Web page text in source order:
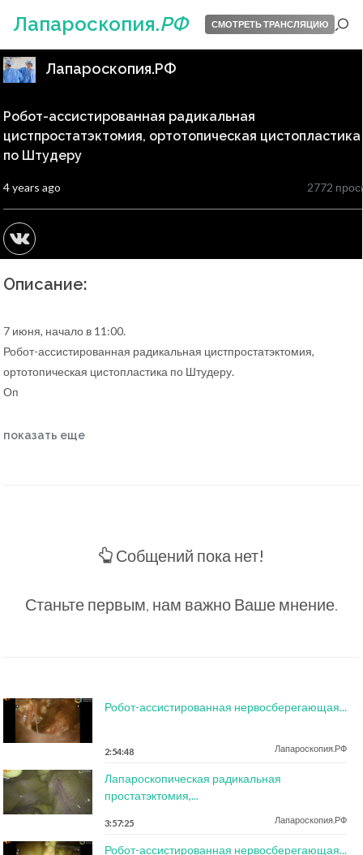
Лапароскопия.РФ СМОТРЕТЬ ТРАНСЛЯЦИЮ
Лапароскопия.РФ
Робот-ассистированная радикальная
цистпростатэктомия, ортотопическая цистопластика
по Штудеру
4 years ago 2772
Описание:
7 июня, начало в 11:00.
Робот-ассистированная радикальная цистпростатэктомия,
ортотопическая цистопластика по Штудеру.
Оп
показать еще
Собщений пока нет!
Станьте первым, нам важно Ваше мнение.
Робот-ассистированная нервосберегающая...
2:54:48 Лапароскопия.РФ
Лапароскопическая радикальная
простатэктомия,...
3:57:25 Лапароскопия.РФ
Робот-ассистированная нервосберегающая...